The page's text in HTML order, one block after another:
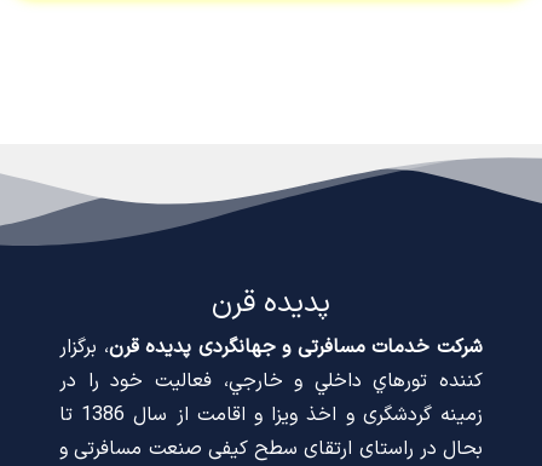
پدیده قرن
شرکت خدمات مسافرتی و جهانگردی پدیده قرن، برگزار
كننده تورهاي داخلي و خارجي، فعالیت خود را در
زمینه گردشگری و اخذ ویزا و اقامت از سال 1386 تا
بحال در راستای ارتقای سطح کیفی صنعت مسافرتی و